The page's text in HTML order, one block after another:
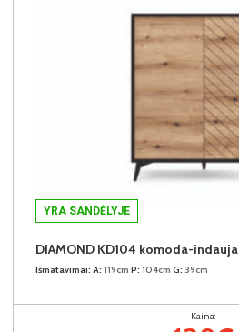
YRA SANDĖLYJE
DIAMOND KD104 komoda-indauja
Išmatavimai: A: 119cm P: 104cm G: 39cm
Kaina: